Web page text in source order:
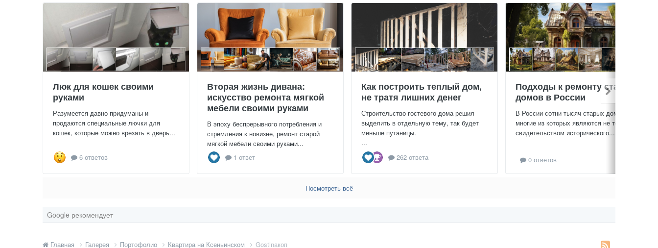
Люк для кошек своими
руками
Разумеется давно придуманы и
продаются специальные лючки для
кошек, которые можно врезать в дверь...
6 ответов
Вторая жизнь дивана:
искусство ремонта мягкой
мебели своими руками
В эпоху беспрерывного потребления и
стремления к новизне, ремонт старой
мягкой мебели своими руками...
1 ответ
Как построить теплый дом,
не тратя лишних денег
Строительство гостевого дома решил
выделить в отдельную тему, так будет
меньше путаницы.
...
262 ответа
Подходы к ремонту старых
домов в России
В России сотни тысяч старых домов,
многие из которых являются не только
свидетельством исторического...
0 ответов
Посмотреть всё
Google рекомендует
Главная Галерея Портофолио Квартира на Ксеньинском Gostinaкоп